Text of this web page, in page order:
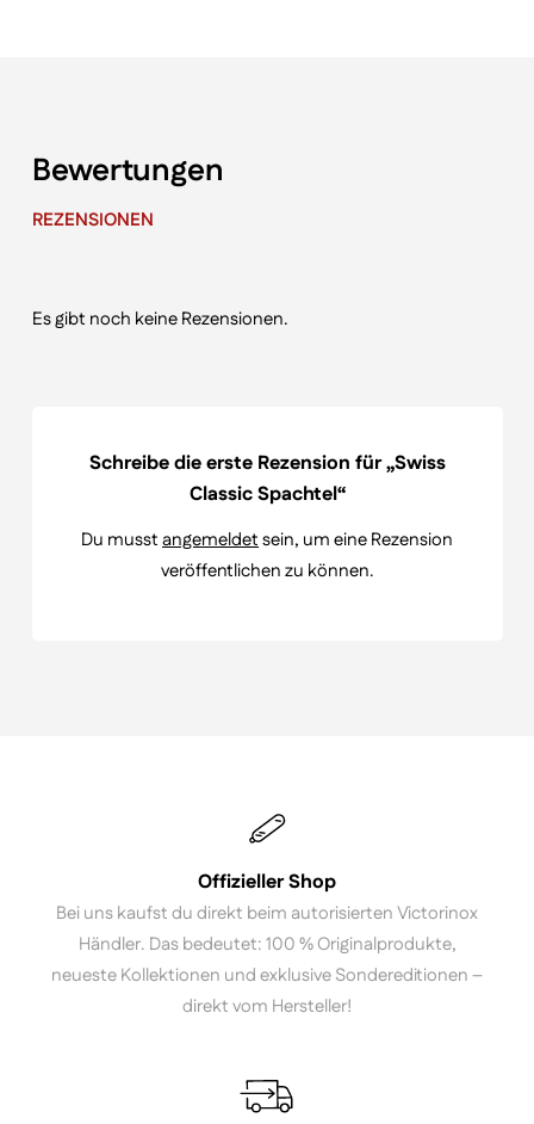
Bewertungen
REZENSIONEN
Es gibt noch keine Rezensionen.
Schreibe die erste Rezension für „Swiss
Classic Spachtel“
Du musstangemeldetsein, um eine Rezension
veröffentlichen zu können.
Offizieller Shop
Bei uns kaufst du direkt beim autorisierten Victorinox
Händler. Das bedeutet: 100 % Originalprodukte,
neueste Kollektionen und exklusive Sondereditionen –
direkt vom Hersteller!